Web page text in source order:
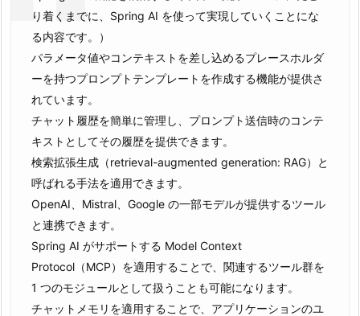
り着くまでに、Spring AI を使って実現していくことにな
る内容です。）
パラメータ値やコンテキストを差し込めるプレースホルダ
ーを持つプロンプトテンプレートを作成する機能が提供さ
れています。
チャット履歴を簡単に管理し、プロンプト送信時のコンテ
キストとしてその履歴を提供できます。
検索拡張生成（retrieval-augmented generation: RAG）と
呼ばれる手法を適用できます。
OpenAI、Mistral、Google の一部モデルが提供するツール
と連携できます。
Spring AI がサポートする Model Context
Protocol（MCP）を適用することで、関連するツール群を
1 つのモジュールとして扱うことも可能になります。
チャットメモリを適用することで、アプリケーションのユ